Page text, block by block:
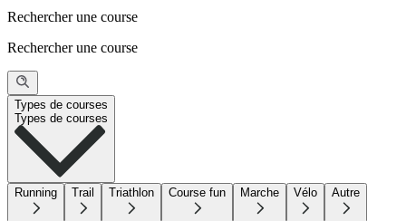
Rechercher une course
Rechercher une course
Types de courses
Types de courses
Running Trail Triathlon Course fun Marche Vélo Autre